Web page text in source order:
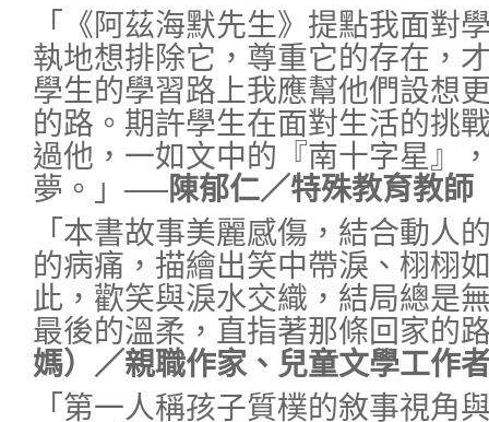
「《阿茲海默先生》提點我面對
執地想排除它，尊重它的存在，
學生的學習路上我應幫他們設想
的路。期許學生在面對生活的挑
過他，一如文中的『南十字星』
夢。」 ──陳郁仁／特殊教育教師
「本書故事美麗感傷，結合動人
的病痛，描繪出笑中帶淚、栩栩
此，歡笑與淚水交織，結局總是
最後的溫柔，直指著那條回家的
媽）／親職作家、兒童文學工作
「第一人稱孩子質樸的敘事視角